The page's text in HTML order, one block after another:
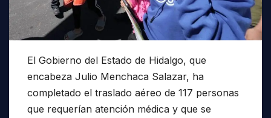
El Gobierno del Estado de Hidalgo, que
encabeza Julio Menchaca Salazar, ha
completado el traslado aéreo de 117 personas
que requerían atención médica y que se